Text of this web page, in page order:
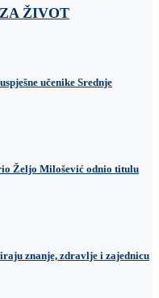
ŽIVOT
učenike Srednje
Željo Milošević odnio titulu
znanje, zdravlje i zajednicu